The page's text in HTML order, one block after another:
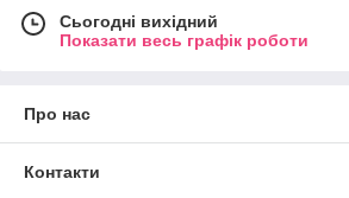
Сьогодні вихідний
Показати весь графік роботи
Про нас
Контакти